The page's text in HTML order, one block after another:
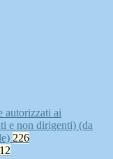
autorizzati ai
e non dirigenti) (da
226
12